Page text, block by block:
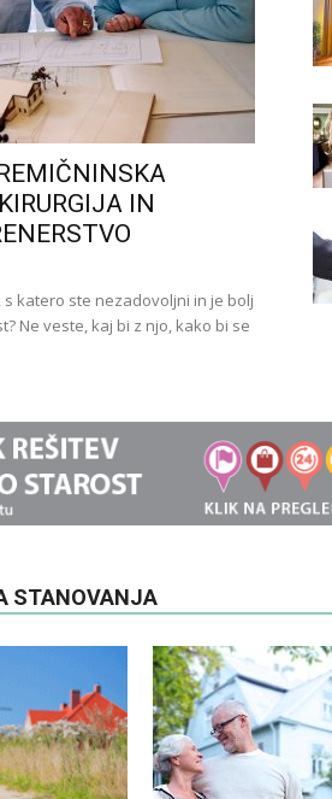
IN
s katero ste nezadovoljni in je bolj
Ne veste, kaj bi z njo, kako bi se
STANOVANJA